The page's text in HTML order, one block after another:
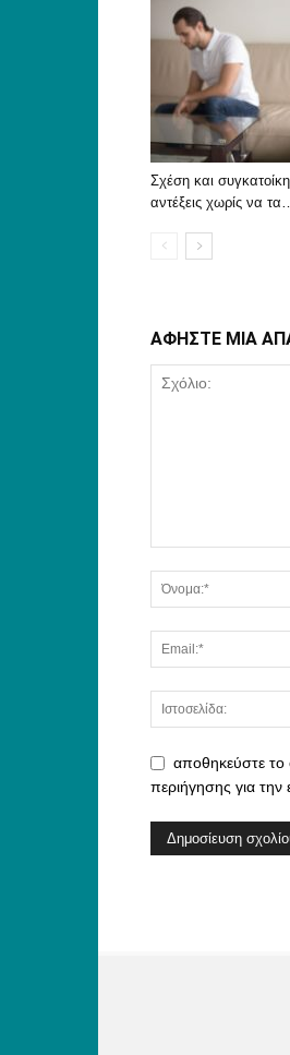
Σχέση και
αντέξεις χωρίς να
ΑΦΗΣΤΕ ΜΙΑ
αποθηκεύστε το
περιήγησης για